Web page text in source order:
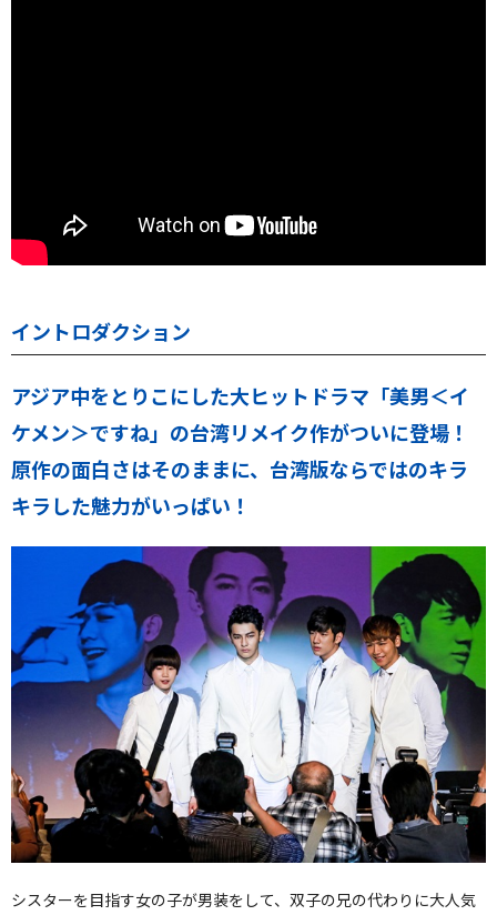
イントロダクション
アジア中をとりこにした大ヒットドラマ「美男＜イ
ケメン＞ですね」の台湾リメイク作がついに登場！
原作の面白さはそのままに、台湾版ならではのキラ
キラした魅力がいっぱい！
シスターを目指す女の子が男装をして、双子の兄の代わりに大人気